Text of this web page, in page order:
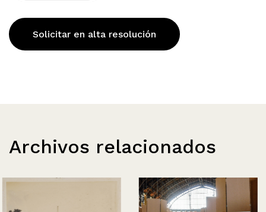
Solicitar en alta resolución
Archivos relacionados